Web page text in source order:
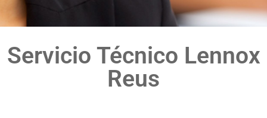
Servicio Técnico Lennox
Reus